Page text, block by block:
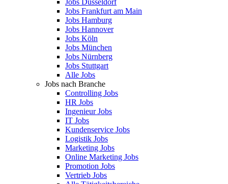
Jobs Düsseldorf
Jobs Frankfurt am Main
Jobs Hamburg
Jobs Hannover
Jobs Köln
Jobs München
Jobs Nürnberg
Jobs Stuttgart
Alle Jobs
Jobs nach Branche
Controlling Jobs
HR Jobs
Ingenieur Jobs
IT Jobs
Kundenservice Jobs
Logistik Jobs
Marketing Jobs
Online Marketing Jobs
Promotion Jobs
Vertrieb Jobs